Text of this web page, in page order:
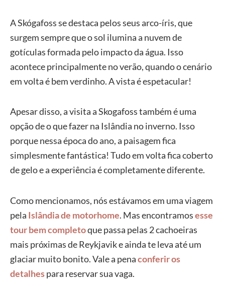
A Skógafoss se destaca pelos seus arco-íris, que
surgem sempre que o sol ilumina a nuvem de
gotículas formada pelo impacto da água. Isso
acontece principalmente no verão, quando o cenário
em volta é bem verdinho. A vista é espetacular!
Apesar disso, a visita a Skogafoss também é uma
opção de o que fazer na Islândia no inverno. Isso
porque nessa época do ano, a paisagem fica
simplesmente fantástica! Tudo em volta fica coberto
de gelo e a experiência é completamente diferente.
Como mencionamos, nós estávamos em uma viagem
pela Islândia de motorhome. Mas encontramosesse
tour bem completoque passa pelas 2 cachoeiras
mais próximas de Reykjavik e ainda te leva até um
glaciar muito bonito. Vale a penaconferir os
detalhespara reservar sua vaga.